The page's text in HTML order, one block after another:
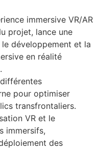
immersive VR/AR
projet, lance une
développement et la
en réalité
pour optimiser
transfrontaliers.
VR et le
immersifs,
des